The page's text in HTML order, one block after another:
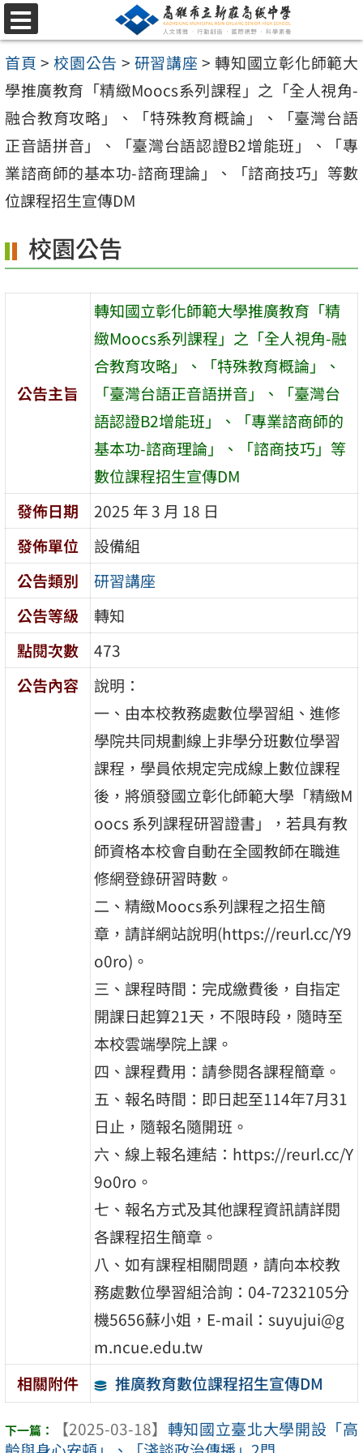
跳
至
主
要
內
容
區
選
單
首頁 > 校園公告 > 研習講座 > 轉知國立彰化師範大
學推廣教育「精緻Moocs系列課程」之「全人視角-
融合教育攻略」、「特殊教育概論」、「臺灣台語
正音語拼音」、「臺灣台語認證B2增能班」、「專
業諮商師的基本功-諮商理論」、「諮商技巧」等數
位課程招生宣傳DM
校園公告
公告主旨
轉知國立彰化師範大學推廣教育「精
緻Moocs系列課程」之「全人視角-融
合教育攻略」、「特殊教育概論」、
「臺灣台語正音語拼音」、「臺灣台
語認證B2增能班」、「專業諮商師的
基本功-諮商理論」、「諮商技巧」等
數位課程招生宣傳DM
發佈日期
2025 年 3 月 18 日
發佈單位
設備組
公告類別
研習講座
公告等級
轉知
點閱次數
473
公告內容
說明：
一、由本校教務處數位學習組、進修
學院共同規劃線上非學分班數位學習
課程，學員依規定完成線上數位課程
後，將頒發國立彰化師範大學「精緻M
oocs 系列課程研習證書」，若具有教
師資格本校會自動在全國教師在職進
修網登錄研習時數。
二、精緻Moocs系列課程之招生簡
章，請詳網站說明(https://reurl.cc/Y9
o0ro)。
三、課程時間：完成繳費後，自指定
開課日起算21天，不限時段，隨時至
本校雲端學院上課。
四、課程費用：請參閱各課程簡章。
五、報名時間：即日起至114年7月31
日止，隨報名隨開班。
六、線上報名連結：https://reurl.cc/Y
9o0ro。
七、報名方式及其他課程資訊請詳閱
各課程招生簡章。
八、如有課程相關問題，請向本校教
務處數位學習組洽詢：04-7232105分
機5656蘇小姐，E-mail：suyujui@g
m.ncue.edu.tw
相關附件
推廣教育數位課程招生宣傳DM
【2025-03-18】 轉知國立臺北大學開設「高